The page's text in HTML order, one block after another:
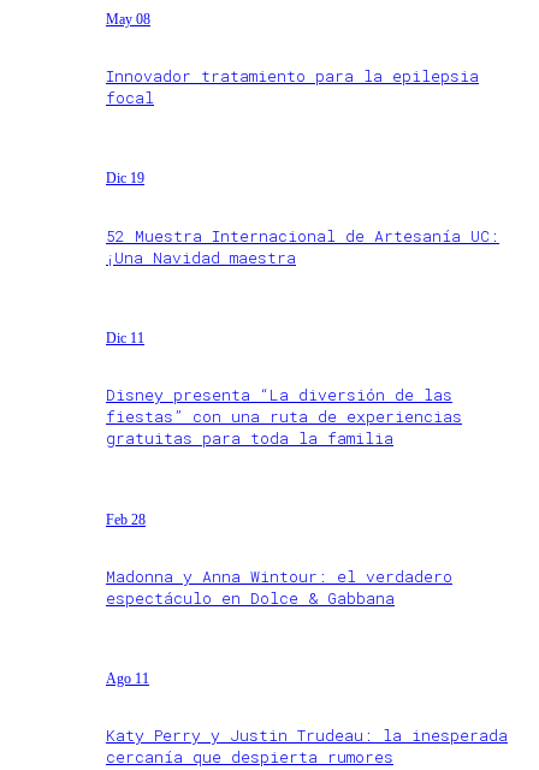
May 08
Innovador tratamiento para la epilepsia
focal
Dic 19
52 Muestra Internacional de Artesanía UC:
¡Una Navidad maestra
Dic 11
Disney presenta “La diversión de las
fiestas” con una ruta de experiencias
gratuitas para toda la familia
Feb 28
Madonna y Anna Wintour: el verdadero
espectáculo en Dolce & Gabbana
Ago 11
Katy Perry y Justin Trudeau: la inesperada
cercanía que despierta rumores